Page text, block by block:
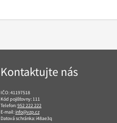
Kontaktujte nás
IČO: 41197518
Kód pojišťovny: 111
Telefon:952 222 222
E-mail:info@vzp.cz
Datová schránka: i48ae3q